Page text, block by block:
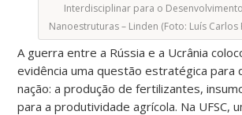
Interdisciplinar para o
Nanoestruturas – Linden (Foto: Luís Carlos
A guerra entre a Rússia e a Ucrânia
evidência uma questão estratégica para
nação: a produção de fertilizantes,
para a produtividade agrícola. Na UFSC,